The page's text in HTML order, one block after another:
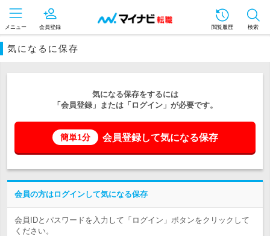
メニュー 会員登録 閲覧履歴 検索
気になるに保存
気になる保存をするには
「会員登録」または「ログイン」が必要です。
簡単1分 会員登録して気になる保存
会員の方はログインして気になる保存
会員IDとパスワードを入力して「ログイン」ボタンをクリックして
ください。